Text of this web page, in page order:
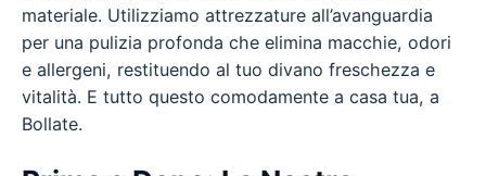
materiale. Utilizziamo attrezzature all’avanguardia
per una pulizia profonda che elimina macchie, odori
e allergeni, restituendo al tuo divano freschezza e
vitalità. E tutto questo comodamente a casa tua, a
Bollate.